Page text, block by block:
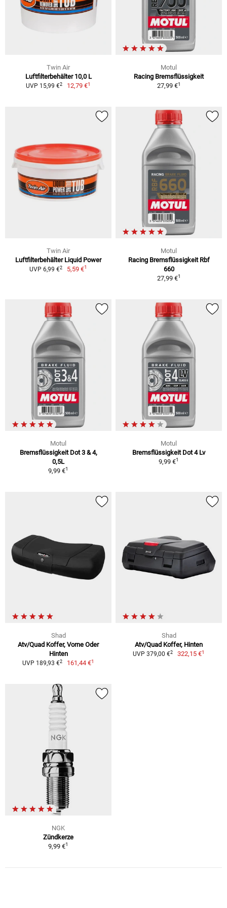
Twin Air
Luftfilterbehälter 10,0 L
UVP 15,99 €2 12,79 €1
Motul
Racing Bremsflüssigkeit
27,99 €1
Twin Air
Luftfilterbehälter Liquid Power
UVP 6,99 €2 5,59 €1
Motul
Racing Bremsflüssigkeit Rbf
660
27,99 €1
Motul
Bremsflüssigkeit Dot 3 & 4,
0,5L
9,99 €1
Motul
Bremsflüssigkeit Dot 4 Lv
9,99 €1
Shad
Atv/Quad Koffer, Vorne Oder
Hinten
UVP 189,93 €2 161,44 €1
Shad
Atv/Quad Koffer, Hinten
UVP 379,00 €2 322,15 €1
NGK
Zündkerze
9,99 €1